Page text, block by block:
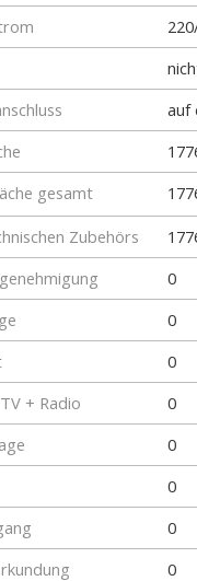
auf
gesamt
Zubehörs
0
0
0
+ Radio
0
0
0
0
0